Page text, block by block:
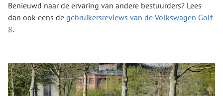
Benieuwd naar de ervaring van andere bestuurders? Lees
dan ook eens de gebruikersreviews van de Volkswagen Golf
8.